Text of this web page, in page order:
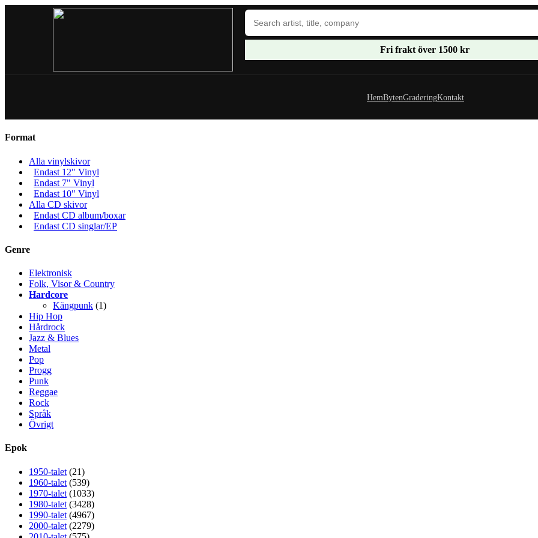
Fri frakt över 1500 kr
HemBytenGraderingKontakt
Format
Alla vinylskivor
Endast 12" Vinyl
Endast 7" Vinyl
Endast 10" Vinyl
Alla CD skivor
Endast CD album/boxar
Endast CD singlar/EP
Genre
Elektronisk
Folk, Visor & Country
Hardcore
Kängpunk (1)
Hip Hop
Hårdrock
Jazz & Blues
Metal
Pop
Progg
Punk
Reggae
Rock
Språk
Övrigt
Epok
1950-talet (21)
1960-talet (539)
1970-talet (1033)
1980-talet (3428)
1990-talet (4967)
2000-talet (2279)